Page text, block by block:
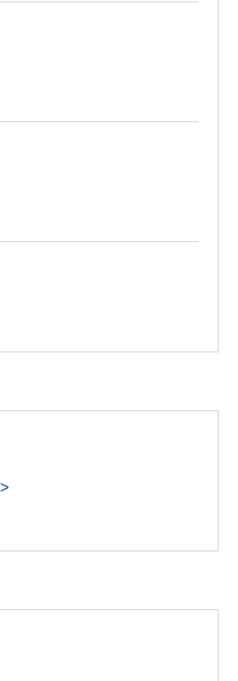
の観点から見た診断と治
研究とその臨床応用
ロストーク